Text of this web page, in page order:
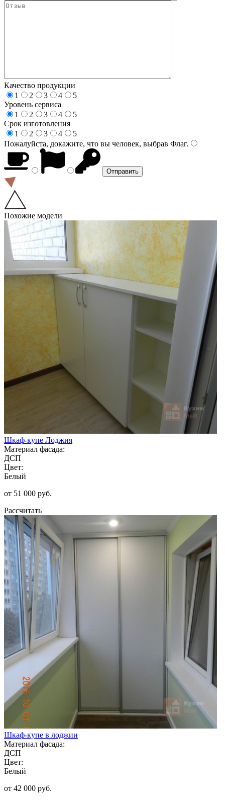
Качество продукции
1
2 3 4
5
Уровень сервиса
1
2 3 4
5
Срок изготовления
1
2 3 4
5
Пожалуйста, докажите, что вы человек, выбрав Флаг.
Похожие модели
Шкаф-купе Лоджия
Материал фасада:
ДСП
Цвет:
Белый
от 51 000 руб.
Рассчитать
Шкаф-купе в лоджии
Материал фасада:
ДСП
Цвет:
Белый
от 42 000 руб.